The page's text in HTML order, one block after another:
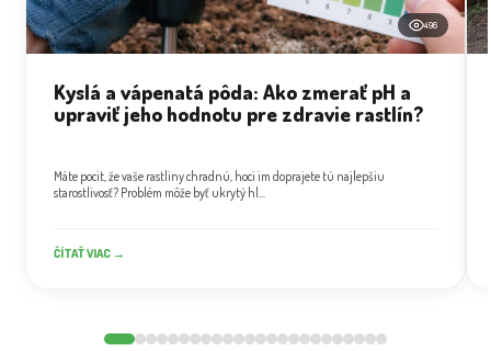
496
Kyslá a vápenatá pôda: Ako zmerať pH a
upraviť jeho hodnotu pre zdravie rastlín?
Máte pocit, že vaše rastliny chradnú, hoci im doprajete tú najlepšiu
starostlivosť? Problém môže byť ukrytý hl...
ČÍTAŤ VIAC →